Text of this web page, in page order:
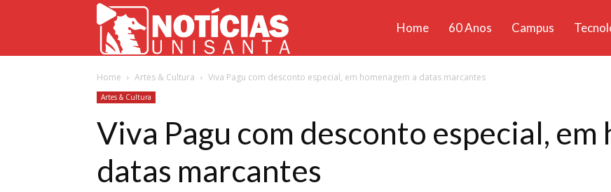
Unisanta
Home 60 Anos Campus
Home Artes & Cultura Viva Pagu com desconto especial, em homenagem a datas marcantes
Artes & Cultura
Viva Pagu com desconto especial, em
datas marcantes